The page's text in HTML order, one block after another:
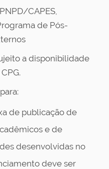
CAPES,
de Pós-
a disponibilidade
de publicação de
e de
desenvolvidas no
deve ser